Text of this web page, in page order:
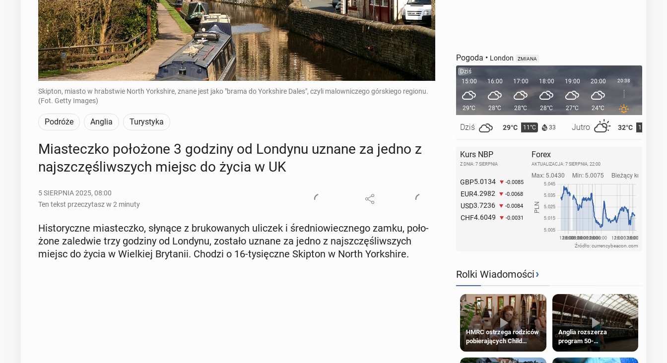
Skipton, miasto w hrabstwie North Yorkshire, znane jest jako "brama do Yorkshire Dales", czyli malowniczego górskiego regionu.
(Fot. Getty Images)
Podróże Anglia Turystyka
Mia­stecz­ko po­ło­żo­ne 3 godziny od Londynu uznane za jedno z
naj­szczę­śliw­szych miejsc do życia w UK
5 SIERPNIA 2025, 08:00
Ten tekst przeczytasz w 2 minuty
Hi­sto­rycz­ne mia­stecz­ko, słynące z bru­ko­wa­nych uliczek i śre­dnio­wiecz­ne­go zamku, po­ło­
żo­ne za­le­d­wie trzy godziny od Londynu, zostało uznane za jedno z naj­szczę­śliw­szych
miejsc do życia w Wiel­kiej Bry­ta­nii. Chodzi o 16-ty­sięcz­ne Skipton w North York­shi­re.
Pogoda • London ZMIANA
Dziś
15:00
29°C
Dziś 29°C 11°C 33 Jutro 32°C 15°C
16:00
28°C
17:00
28°C
18:00
28°C
19:00
27°C
20:00
24°C
20:38
Kurs NBP
Z DNIA: 7 SIERPNIA
GBP5.0134 -0.0085
EUR4.2982 -0.0068
USD3.7236 -0.0084
CHF4.6049 -0.0031
Forex
AKTUALIZACJA: 7 SIERPNIA, 22:00
Źródło: currencybeacon.com
Rolki Wiadomości›
HMRC ostrzega rodziców
pobierających Child
Benefit. Mogą być
zobowiązani do zwrotu
Anglia rozszerza
program 50-
procentowych zniżek
kolejowych na 18-latków